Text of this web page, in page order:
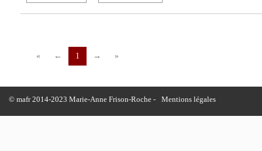
« ← 1 → »
© mafr 2014-2023 Marie-Anne Frison-Roche - Mentions légales